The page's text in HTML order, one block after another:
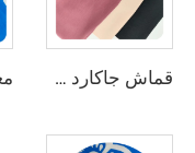
قماش جاكارد رخيص السعر وجودته عالية من CEY مخصص لصناعة الملابس، مصنوع من 100٪ بوليستر